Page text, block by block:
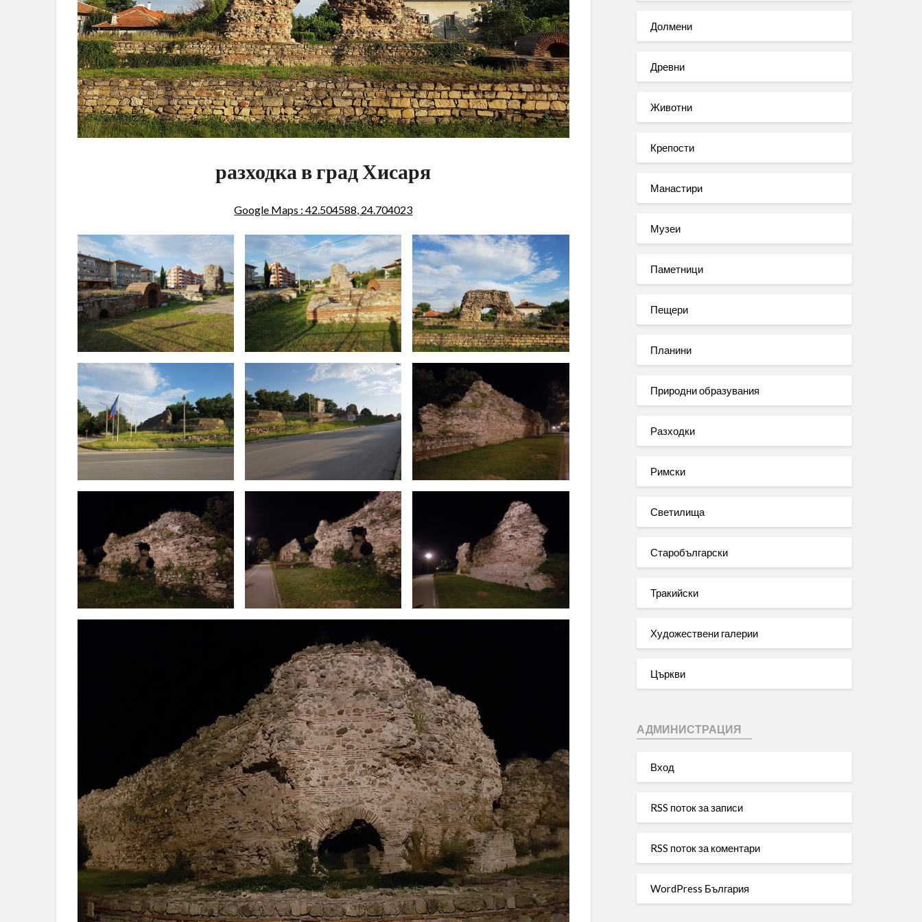
разходка в град Хисаря
Google Maps : 42.504588, 24.704023
Долмени
Древни
Животни
Крепости
Манастири
Музеи
Паметници
Пещери
Планини
Природни образувания
Разходки
Римски
Светилища
Старобългарски
Тракийски
Художествени галерии
Църкви
АДМИНИСТРАЦИЯ
Вход
RSS поток за записи
RSS поток за коментари
WordPress България